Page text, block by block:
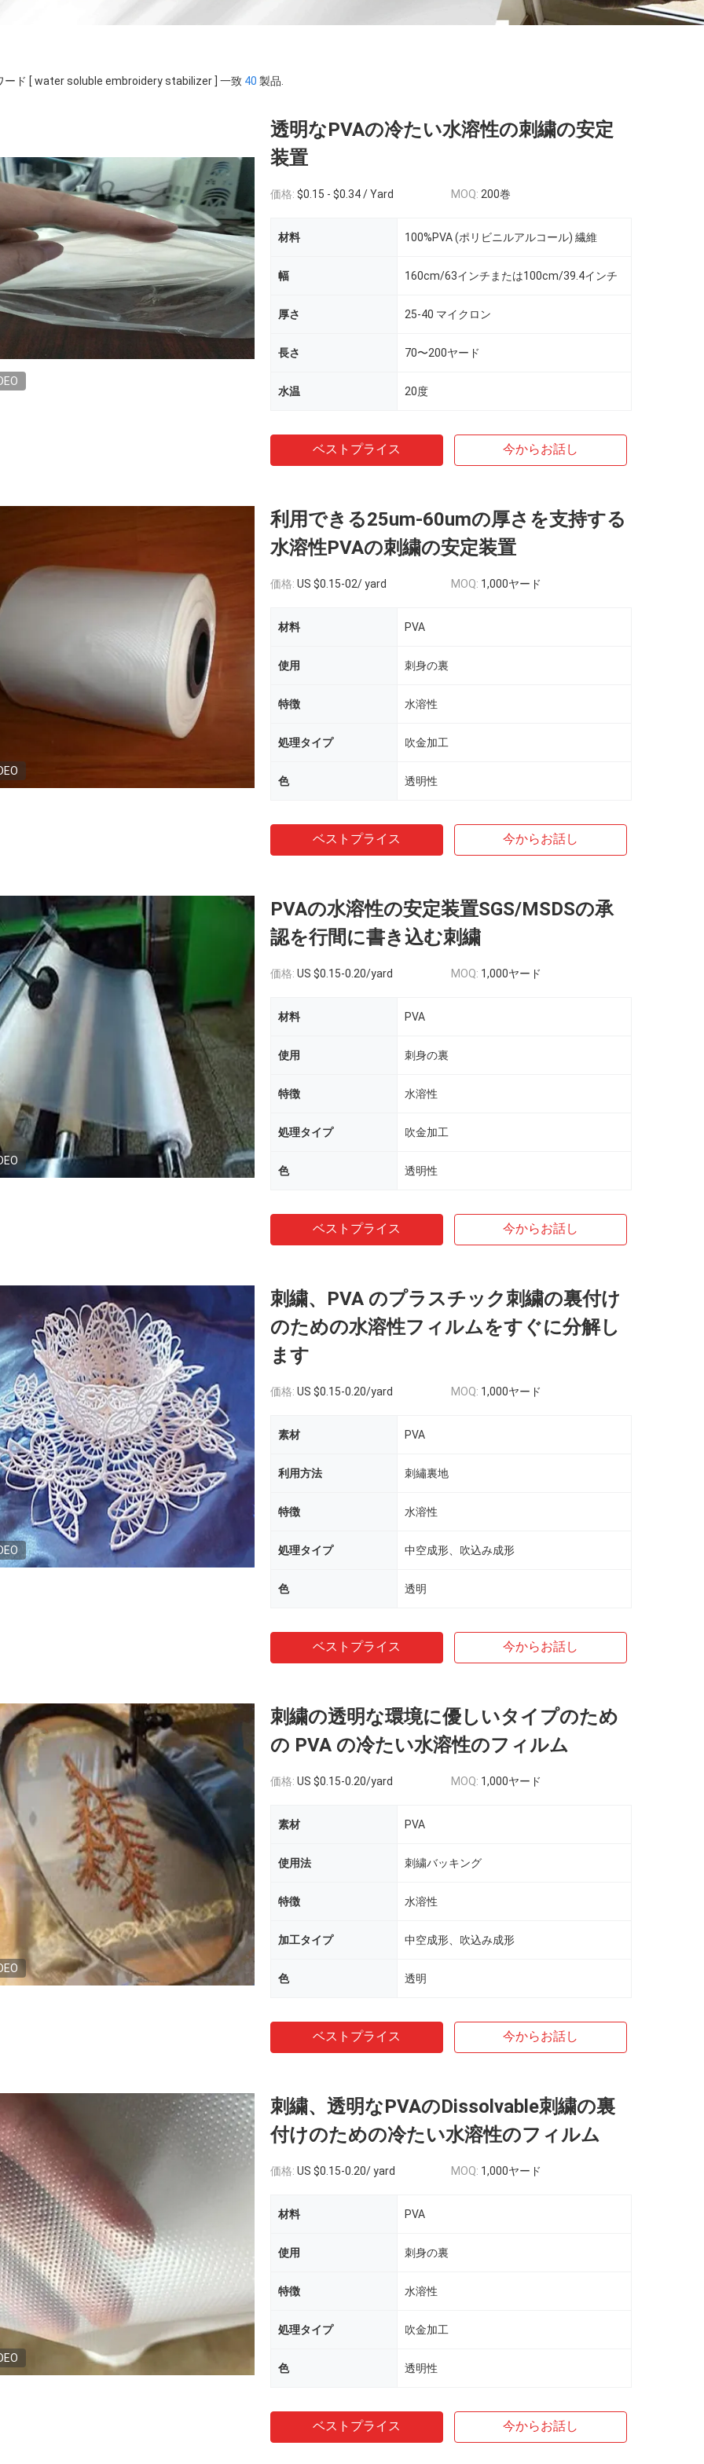
ード [ water soluble embroidery stabilizer ] 一致 40 製品.
透明なPVAの冷たい水溶性の刺繍の安定
装置
価格: $0.15 - $0.34 / Yard MOQ: 200巻
材料 100%PVA (ポリビニルアルコール) 繊維
幅 160cm/63インチまたは100cm/39.4インチ
厚さ 25-40 マイクロン
長さ 70〜200ヤード
水温 20度
ベストプライス 今からお話し
利用できる25um-60umの厚さを支持する
水溶性PVAの刺繍の安定装置
価格: US $0.15-02/ yard MOQ: 1,000ヤード
材料 PVA
使用 刺身の裏
特徴 水溶性
処理タイプ 吹金加工
色 透明性
ベストプライス 今からお話し
PVAの水溶性の安定装置SGS/MSDSの承
認を行間に書き込む刺繍
価格: US $0.15-0.20/yard MOQ: 1,000ヤード
材料 PVA
使用 刺身の裏
特徴 水溶性
処理タイプ 吹金加工
色 透明性
ベストプライス 今からお話し
刺繍、PVA のプラスチック刺繍の裏付け
のための水溶性フィルムをすぐに分解し
ます
価格: US $0.15-0.20/yard MOQ: 1,000ヤード
素材 PVA
利用方法 刺繡裏地
特徴 水溶性
処理タイプ 中空成形、吹込み成形
色 透明
ベストプライス 今からお話し
刺繍の透明な環境に優しいタイプのため
の PVA の冷たい水溶性のフィルム
価格: US $0.15-0.20/yard MOQ: 1,000ヤード
素材 PVA
使用法 刺繍バッキング
特徴 水溶性
加工タイプ 中空成形、吹込み成形
色 透明
ベストプライス 今からお話し
刺繍、透明なPVAのDissolvable刺繍の裏
付けのための冷たい水溶性のフィルム
価格: US $0.15-0.20/ yard MOQ: 1,000ヤード
材料 PVA
使用 刺身の裏
特徴 水溶性
処理タイプ 吹金加工
色 透明性
ベストプライス 今からお話し